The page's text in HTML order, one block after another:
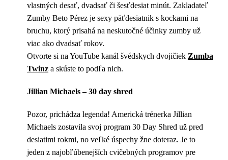
vlastných desať, dvadsať či šesťdesiat minút. Zakladateľ
Zumby Beto Pérez je sexy päťdesiatnik s kockami na
bruchu, ktorý prisahá na neskutočné účinky zumby už
viac ako dvadsať rokov.
Otvorte si na YouTube kanál švédskych dvojičiek Zumba
Twinz a skúste to podľa nich.
Jillian Michaels – 30 day shred
Pozor, prichádza legenda! Americká trénerka Jillian
Michaels zostavila svoj program 30 Day Shred už pred
desiatimi rokmi, no veľké úspechy žne doteraz. Je to
jeden z najobľúbenejších cvičebných programov pre